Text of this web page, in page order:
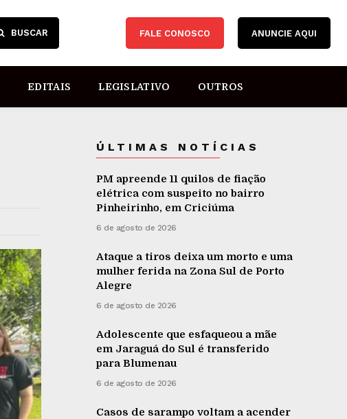
BUSCAR FALE CONOSCO ANUNCIE AQUI
EDITAIS LEGISLATIVO OUTROS
ÚLTIMAS NOTÍCIAS
PM apreende 11 quilos de fiação
elétrica com suspeito no bairro
Pinheirinho, em Criciúma
6 de agosto de 2026
Ataque a tiros deixa um morto e uma
mulher ferida na Zona Sul de Porto
Alegre
6 de agosto de 2026
Adolescente que esfaqueou a mãe
em Jaraguá do Sul é transferido
para Blumenau
6 de agosto de 2026
Casos de sarampo voltam a acender